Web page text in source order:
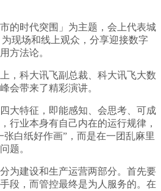
时代突围」为主题，会上代表城
现场和线上观众，分享迎接数字
方法论。
科大讯飞副总裁、科大讯飞大数
会带来了精彩演讲。
特征，即能感知、会思考、可成
行业本身有自己内在的运行规律，
张白纸好作画”，而是在一团乱麻里
题。
建设和生产运营两部分。首先要
段，而管控最终是为人服务的。在